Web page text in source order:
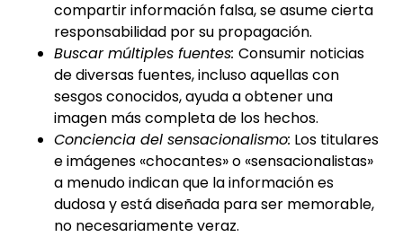
compartir información falsa, se asume cierta
responsabilidad por su propagación.
Buscar múltiples fuentes: Consumir noticias
de diversas fuentes, incluso aquellas con
sesgos conocidos, ayuda a obtener una
imagen más completa de los hechos.
Conciencia del sensacionalismo: Los titulares
e imágenes «chocantes» o «sensacionalistas»
a menudo indican que la información es
dudosa y está diseñada para ser memorable,
no necesariamente veraz.